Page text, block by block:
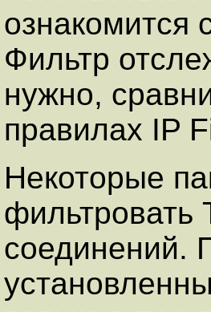
ознакомится
Фильтр
нужно,
правилах IP
Некоторые
фильтровать
соединений.